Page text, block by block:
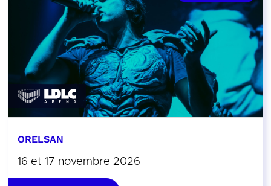
ORELSAN
16 et 17 novembre 2026